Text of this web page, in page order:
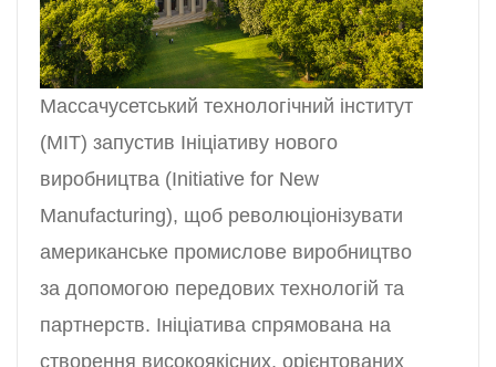
Массачусетський технологічний інститут
(MIT) запустив Ініціативу нового
виробництва (Initiative for New
Manufacturing), щоб революціонізувати
американське промислове виробництво
за допомогою передових технологій та
партнерств. Ініціатива спрямована на
створення високоякісних, орієнтованих